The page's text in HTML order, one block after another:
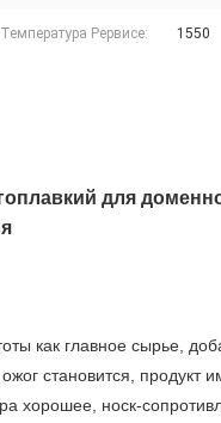
Температура Рервисе: 1550
для
как главное сырье,
становится, продукт
хорошее, носк-